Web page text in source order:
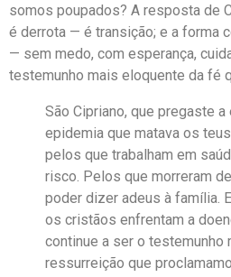
somos poupados? A resposta de
é derrota — é transição; e a forma
— sem medo, com esperança,
testemunho mais eloquente da fé
São Cipriano, que pregaste
epidemia que matava os
pelos que trabalham em
risco. Pelos que morreram
poder dizer adeus à família.
os cristãos enfrentam a
continue a ser o testemunho
ressurreição que